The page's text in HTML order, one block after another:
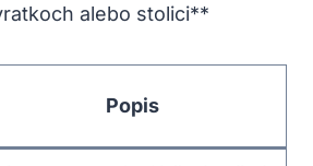
alebo stolici**
Popis